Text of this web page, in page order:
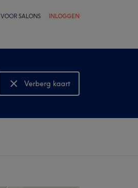
VOOR SALONS INLOGGEN
Verberg kaart
Bekijk kaart